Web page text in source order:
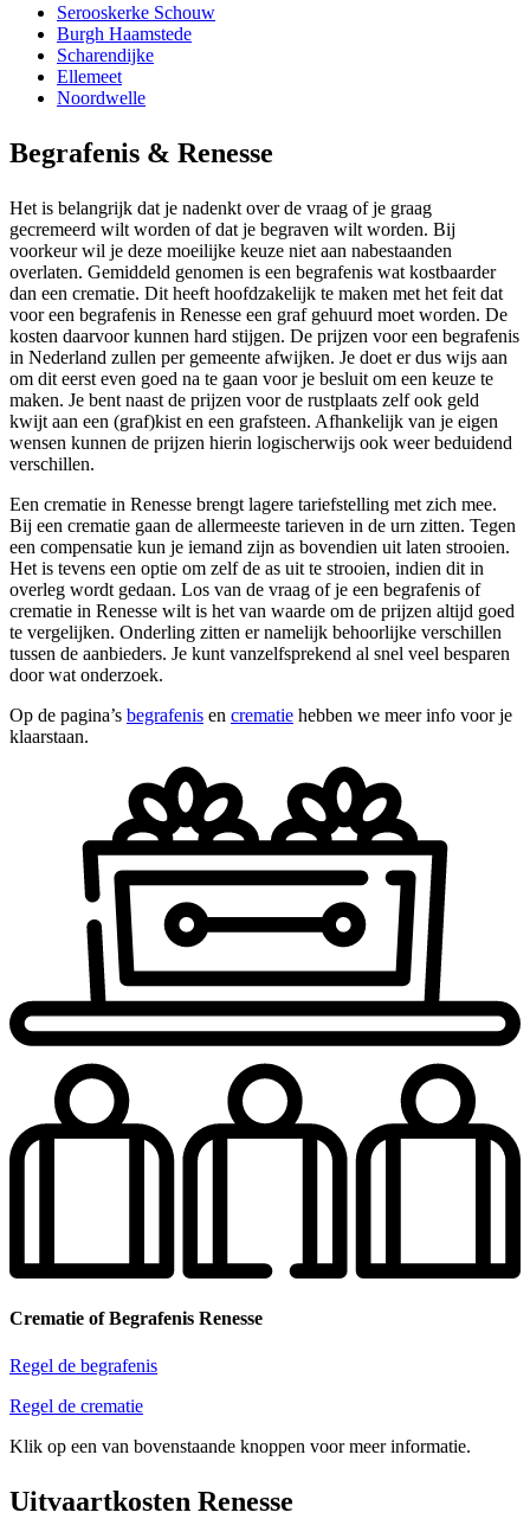
Serooskerke Schouw
Burgh Haamstede
Scharendijke
Ellemeet
Noordwelle
Begrafenis & Renesse
Het is belangrijk dat je nadenkt over de vraag of je graag
gecremeerd wilt worden of dat je begraven wilt worden. Bij
voorkeur wil je deze moeilijke keuze niet aan nabestaanden
overlaten. Gemiddeld genomen is een begrafenis wat kostbaarder
dan een crematie. Dit heeft hoofdzakelijk te maken met het feit dat
voor een begrafenis in Renesse een graf gehuurd moet worden. De
kosten daarvoor kunnen hard stijgen. De prijzen voor een begrafenis
in Nederland zullen per gemeente afwijken. Je doet er dus wijs aan
om dit eerst even goed na te gaan voor je besluit om een keuze te
maken. Je bent naast de prijzen voor de rustplaats zelf ook geld
kwijt aan een (graf)kist en een grafsteen. Afhankelijk van je eigen
wensen kunnen de prijzen hierin logischerwijs ook weer beduidend
verschillen.
Een crematie in Renesse brengt lagere tariefstelling met zich mee.
Bij een crematie gaan de allermeeste tarieven in de urn zitten. Tegen
een compensatie kun je iemand zijn as bovendien uit laten strooien.
Het is tevens een optie om zelf de as uit te strooien, indien dit in
overleg wordt gedaan. Los van de vraag of je een begrafenis of
crematie in Renesse wilt is het van waarde om de prijzen altijd goed
te vergelijken. Onderling zitten er namelijk behoorlijke verschillen
tussen de aanbieders. Je kunt vanzelfsprekend al snel veel besparen
door wat onderzoek.
Op de pagina’s begrafenis en crematie hebben we meer info voor je
klaarstaan.
Crematie of Begrafenis Renesse
Regel de begrafenis
Regel de crematie
Klik op een van bovenstaande knoppen voor meer informatie.
Uitvaartkosten Renesse